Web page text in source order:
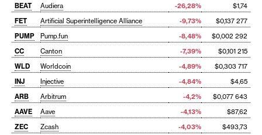
BEAT Audiera -26,28%
$1,74
FET
Artificial Superintelligence Alliance -9,73%
$0,137 277
PUMP
Pump.fun -8,48%
$0,002 292
CC
Canton -7,39%
$0,101 215
WLD
Worldcoin -4,89%
$0,303 717
INJ
Injective -4,84%
$4,65
ARB
Arbitrum -4,2%
$0,077 643
AAVE
Aave -4,13%
$87,62
ZEC
Zcash -4,03%
$493,73